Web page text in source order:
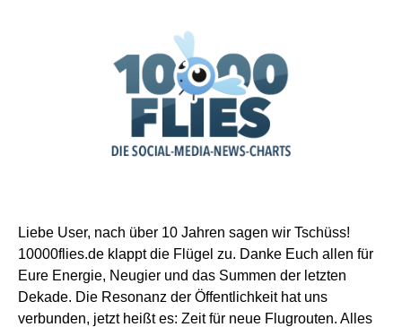
Liebe User, nach über 10 Jahren sagen wir Tschüss!
10000flies.de klappt die Flügel zu. Danke Euch allen für
Eure Energie, Neugier und das Summen der letzten
Dekade. Die Resonanz der Öffentlichkeit hat uns
verbunden, jetzt heißt es: Zeit für neue Flugrouten. Alles